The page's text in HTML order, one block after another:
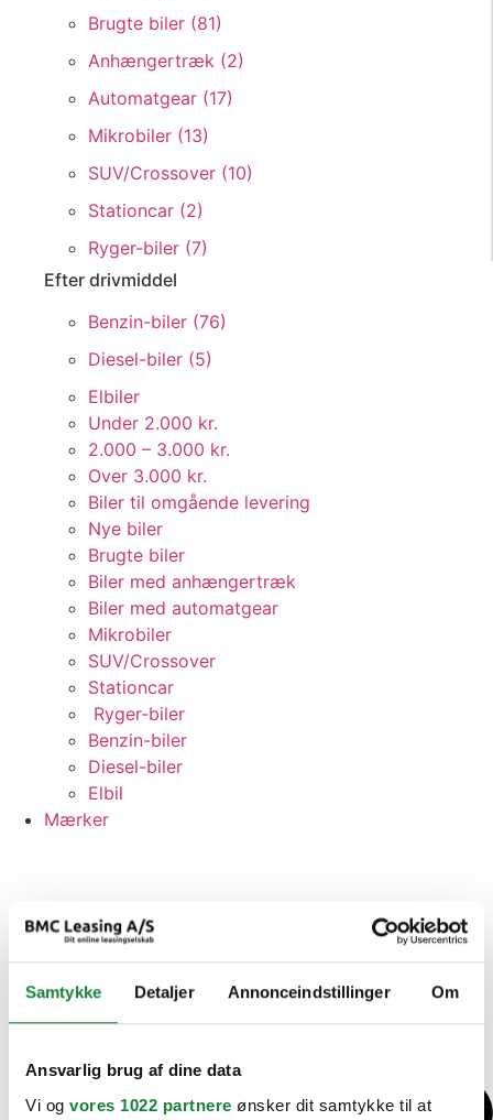
Samtykke Detaljer Annonceindstillinger Om
Ansvarlig brug af dine data
Vi og vores 1022 partnere ønsker dit samtykke til at
Brugte biler (81)
Anhængertræk (2)
Automatgear (17)
Mikrobiler (13)
SUV/Crossover (10)
Stationcar (2)
Ryger-biler (7)
Efter drivmiddel
Benzin-biler (76)
Diesel-biler (5)
Elbiler
Under 2.000 kr.
2.000 – 3.000 kr.
Over 3.000 kr.
Biler til omgående levering
Nye biler
Brugte biler
Biler med anhængertræk
Biler med automatgear
Mikrobiler
SUV/Crossover
Stationcar
Ryger-biler
Benzin-biler
Diesel-biler
Elbil
Mærker